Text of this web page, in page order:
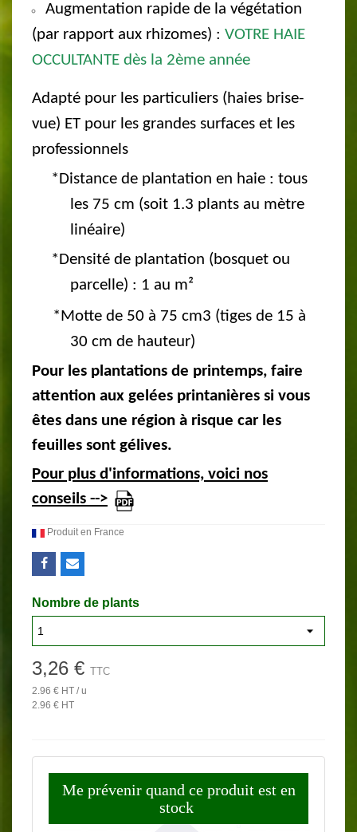
Augmentation rapide de la végétation
(par rapport aux rhizomes) : VOTRE HAIE
OCCULTANTE dès la 2ème année
Adapté pour les particuliers (haies brise-
vue) ET pour les grandes surfaces et les
professionnels
*Distance de plantation en haie : tous
les 75 cm (soit 1.3 plants au mètre
linéaire)
*Densité de plantation (bosquet ou
parcelle) : 1 au m²
*Motte de 50 à 75 cm3 (tiges de 15 à
30 cm de hauteur)
Pour les plantations de printemps, faire
attention aux gelées printanières si vous
êtes dans une région à risque car les
feuilles sont gélives.
Pour plus d'informations, voici nos
conseils -->
Produit en France
Nombre de plants
3,26 € TTC
2.96 € HT / u
2.96 € HT
Me prévenir quand ce produit est en
stock